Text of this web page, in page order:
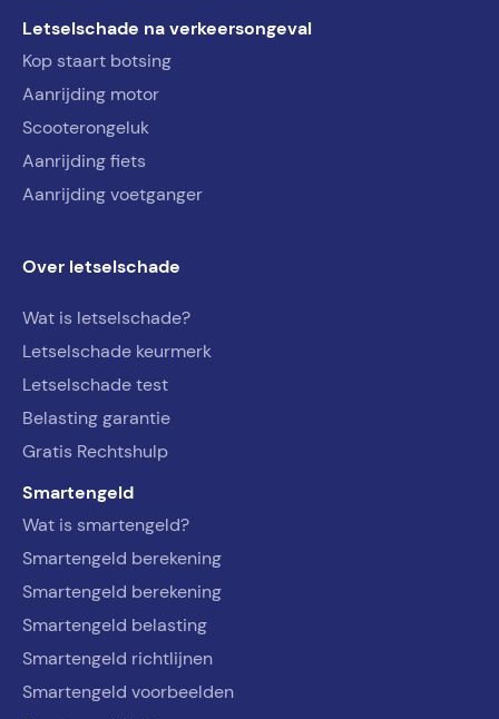
Letselschade na verkeersongeval
Kop staart botsing
Aanrijding motor
Scooterongeluk
Aanrijding fiets
Aanrijding voetganger
Over letselschade
Wat is letselschade?
Letselschade keurmerk
Letselschade test
Belasting garantie
Gratis Rechtshulp
Smartengeld
Wat is smartengeld?
Smartengeld berekening
Smartengeld berekening
Smartengeld belasting
Smartengeld richtlijnen
Smartengeld voorbeelden